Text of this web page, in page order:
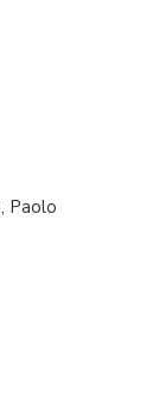
Paolo